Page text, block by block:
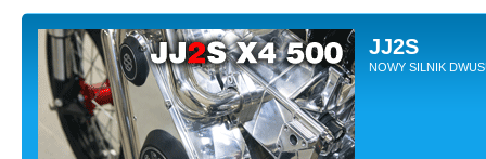
JJ2S
NOWY SILNIK